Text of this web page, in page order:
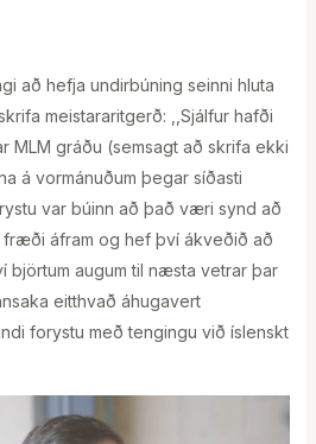
að hefja undirbúning seinni hluta
meistararitgerð: ,,Sjálfur hafði
MLM gráðu (semsagt að skrifa ekki
á vormánuðum þegar síðasti
var búinn að það væri synd að
áfram og hef því ákveðið að
björtum augum til næsta vetrar þar
eitthvað áhugavert
forystu með tengingu við íslenskt